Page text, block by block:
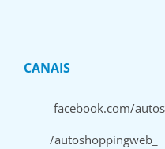
CANAIS
facebook.com/
/autoshoppingweb_